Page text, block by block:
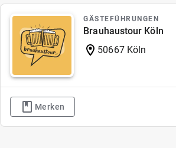
GÄSTEFÜHRUNGEN
Brauhaustour Köln
50667 Köln
Merken